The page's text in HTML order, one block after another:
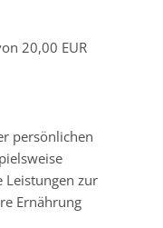
20,00 EUR
persönlichen
Leistungen zur
Ernährung